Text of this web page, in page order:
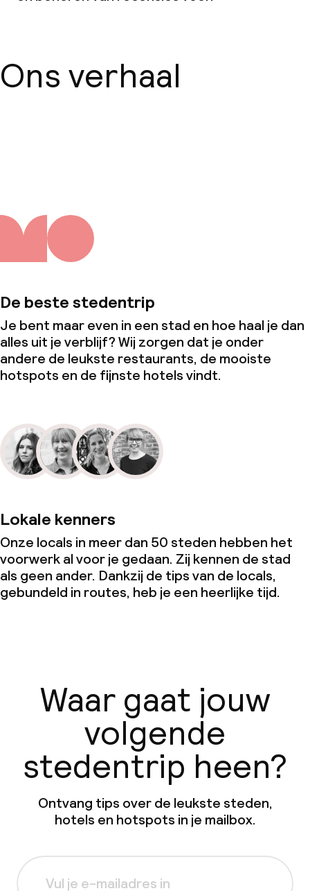
Ons verhaal
De beste stedentrip
Je bent maar even in een stad en hoe haal je dan
alles uit je verblijf? Wij zorgen dat je onder
andere de leukste restaurants, de mooiste
hotspots en de fijnste hotels vindt.
Lokale kenners
Onze locals in meer dan 50 steden hebben het
voorwerk al voor je gedaan. Zij kennen de stad
als geen ander. Dankzij de tips van de locals,
gebundeld in routes, heb je een heerlijke tijd.
Waar gaat jouw
volgende
stedentrip heen?
Ontvang tips over de leukste steden,
hotels en hotspots in je mailbox.